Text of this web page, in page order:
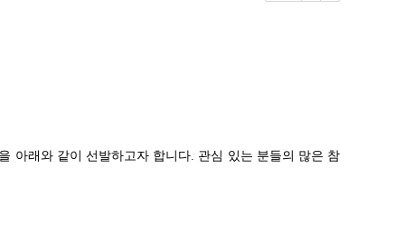
아래와 같이 선발하고자 합니다. 관심 있는 분들의 많은 참